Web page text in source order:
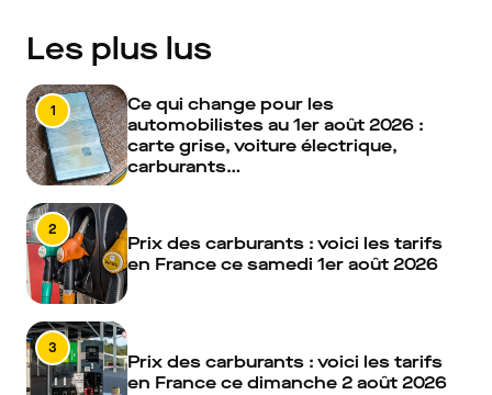
Les plus lus
1
Ce qui change pour les
automobilistes au 1er août 2026 :
carte grise, voiture électrique,
carburants…
2
Prix des carburants : voici les tarifs
en France ce samedi 1er août 2026
3
Prix des carburants : voici les tarifs
en France ce dimanche 2 août 2026